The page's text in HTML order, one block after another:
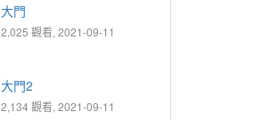
大門
2,025 觀看, 2021-09-11
大門2
2,134 觀看, 2021-09-11